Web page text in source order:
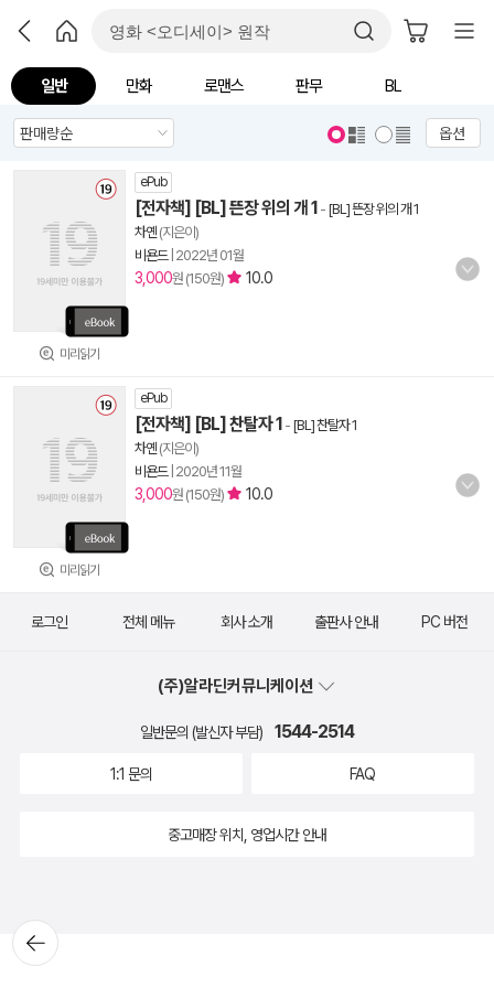
일반 만화 로맨스 판무 BL
옵션
미리읽기
ePub
[전자책] [BL] 뜬장 위의 개 1 - [BL] 뜬장 위의 개 1
차옌 (지은이)
비욘드| 2022년 01월
3,000원 (150원) 10.0
미리읽기
ePub
[전자책] [BL] 찬탈자 1 - [BL] 찬탈자 1
차옌 (지은이)
비욘드| 2020년 11월
3,000원 (150원) 10.0
뒤로가
기
로그인 전체 메뉴 회사 소개 출판사 안내 PC 버전
(주)알라딘커뮤니케이션
일반문의 (발신자 부담) 1544-2514
1:1 문의 FAQ
중고매장 위치, 영업시간 안내